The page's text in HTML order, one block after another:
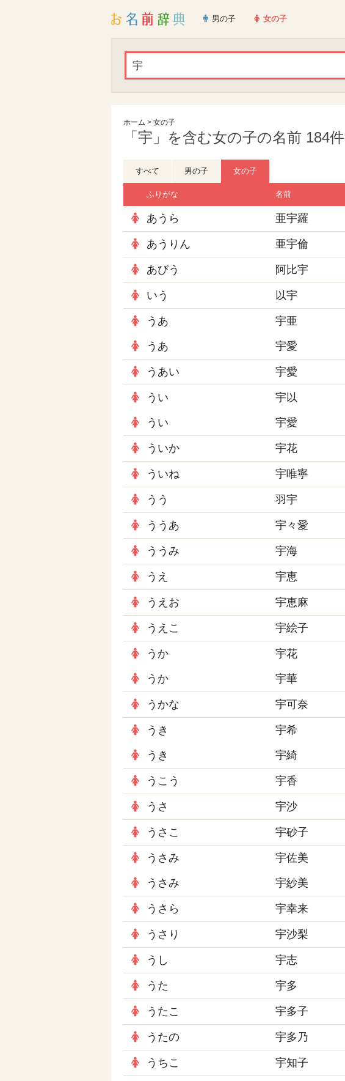
男の子 女の子
ホーム > 女の子
「宇」を含む女の子の名前 184件
すべて 男の子 女の子
ふりがな 名前
あうら 亜宇羅
あうりん 亜宇倫
あびう 阿比宇
いう 以宇
うあ 宇亜
うあ 宇愛
うあい 宇愛
うい 宇以
うい 宇愛
ういか 宇花
ういね 宇唯寧
うう 羽宇
ううあ 宇々愛
ううみ 宇海
うえ 宇恵
うえお 宇恵麻
うえこ 宇絵子
うか 宇花
うか 宇華
うかな 宇可奈
うき 宇希
うき 宇綺
うこう 宇香
うさ 宇沙
うさこ 宇砂子
うさみ 宇佐美
うさみ 宇紗美
うさら 宇幸来
うさり 宇沙梨
うし 宇志
うた 宇多
うたこ 宇多子
うたの 宇多乃
うちこ 宇知子